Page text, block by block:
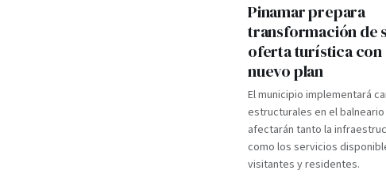
Pinamar prepara
transformación de
oferta turística con
nuevo plan
El municipio implementará
estructurales en el
afectarán tanto la
como los servicios
visitantes y residentes.